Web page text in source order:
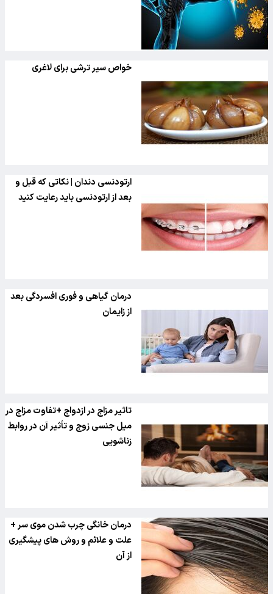
خواص سیر ترشی برای لاغری
ارتودنسی دندان | نکاتی که قبل و
بعد از ارتودنسی باید رعایت کنید
درمان گیاهی و فوری افسردگی بعد
از زایمان
تاثیر مزاج در ازدواج +تفاوت مزاج در
میل جنسی زوج و تأثیر آن در روابط
زناشویی
درمان خانگی چرب شدن موی سر +
علت و علائم و روش های پیشگیری
از آن